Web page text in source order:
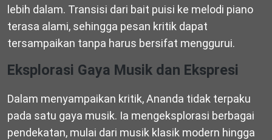
lebih dalam. Transisi dari bait puisi ke melodi piano
terasa alami, sehingga pesan kritik dapat
tersampaikan tanpa harus bersifat menggurui.
Eksplorasi Gaya Musik dan Ekspresi
Dalam menyampaikan kritik, Ananda tidak terpaku
pada satu gaya musik. Ia mengeksplorasi berbagai
pendekatan, mulai dari musik klasik modern hingga